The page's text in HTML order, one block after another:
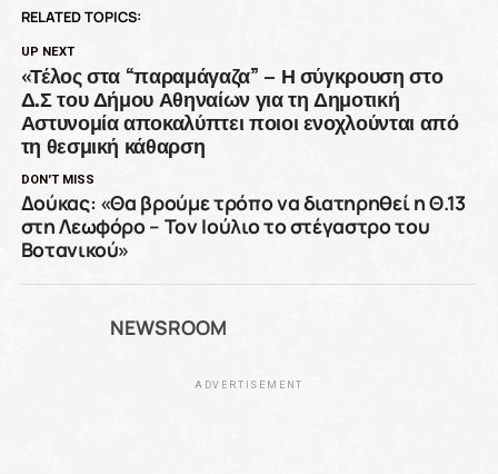
RELATED TOPICS:
UP NEXT
«Τέλος στα “παραμάγαζα” – Η σύγκρουση στο
Δ.Σ του Δήμου Αθηναίων για τη Δημοτική
Αστυνομία αποκαλύπτει ποιοι ενοχλούνται από
τη θεσμική κάθαρση
DON'T MISS
Δούκας: «Θα βρούμε τρόπο να διατηρηθεί η Θ.13
στη Λεωφόρο – Τον Ιούλιο το στέγαστρο του
Βοτανικού»
NEWSROOM
ADVERTISEMENT